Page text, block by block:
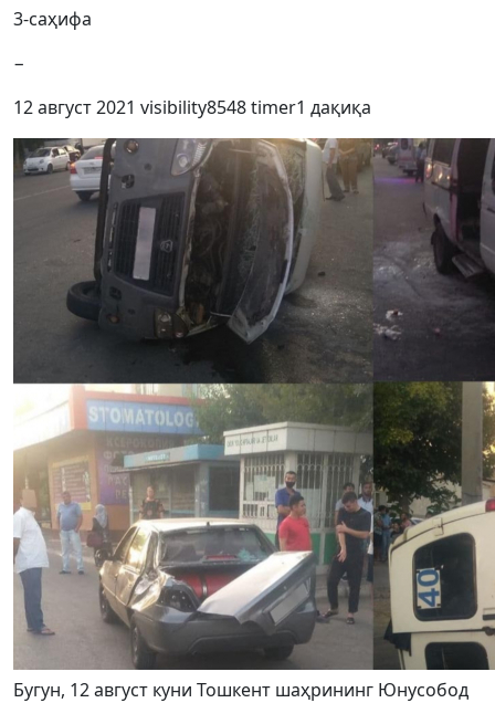
3-саҳифа
−
12 август 2021 visibility8548timer1 дақиқа
Бугун, 12 август куни Тошкент шаҳрининг Юнусобод